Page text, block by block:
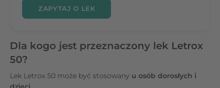
ZAPYTAJ O LEK
Dla kogo jest przeznaczony lek Letrox
50?
Lek Letrox 50 może być stosowany u osób dorosłych i